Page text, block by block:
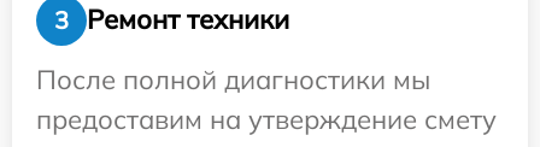
3
Ремонт техники
После полной диагностики мы
предоставим на утверждение смету